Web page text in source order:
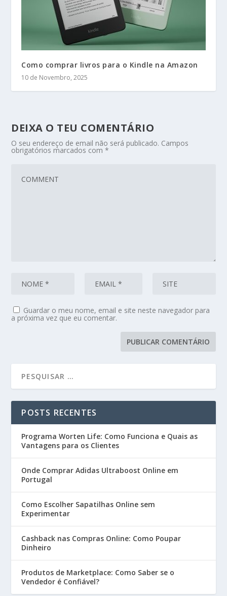
Como comprar livros para o Kindle na Amazon
10 de Novembro, 2025
DEIXA O TEU COMENTÁRIO
O seu endereço de email não será publicado. Campos
obrigatórios marcados com*
Guardar o meu nome, email e site neste navegador para
a próxima vez que eu comentar.
POSTS RECENTES
Programa Worten Life: Como Funciona e Quais as
Vantagens para os Clientes
Onde Comprar Adidas Ultraboost Online em
Portugal
Como Escolher Sapatilhas Online sem
Experimentar
Cashback nas Compras Online: Como Poupar
Dinheiro
Produtos de Marketplace: Como Saber se o
Vendedor é Confiável?